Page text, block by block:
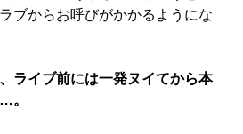
ブからお呼びがかかるようにな
ライブ前には一発ヌイてから本
。